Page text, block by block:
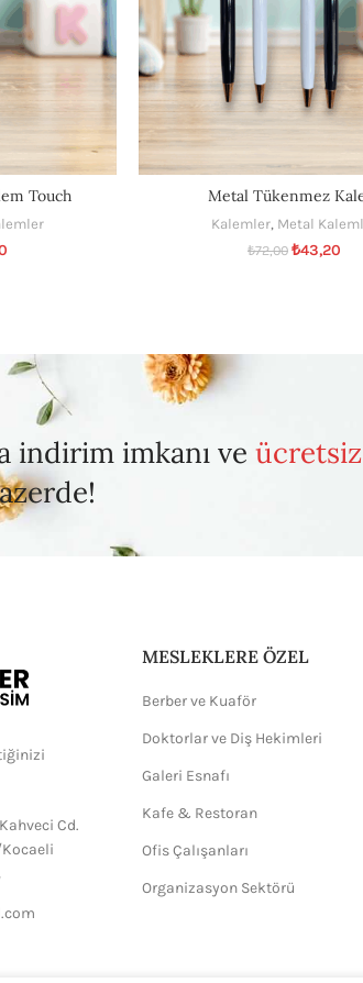
Touch Metal Tükenmez
Kalemler, Metal
₺72,00 ₺43,20
indirim imkanı ve ücretsiz
Cd.
Kocaeli
MESLEKLERE ÖZEL
Berber ve Kuaför
Doktorlar ve Diş Hekimleri
Galeri Esnafı
Kafe & Restoran
Ofis Çalışanları
Organizasyon Sektörü